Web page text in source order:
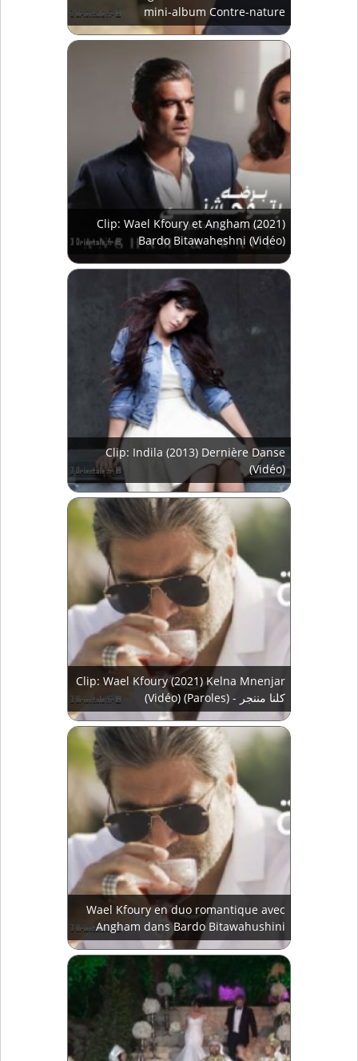
mini-album Contre-nature
Clip: Wael Kfoury et Angham (2021)
Bardo Bitawaheshni (Vidéo)
Clip: Indila (2013) Dernière Danse
(Vidéo)
Clip: Wael Kfoury (2021) Kelna Mnenjar
(Vidéo) (Paroles) - كلنا مننجر
Wael Kfoury en duo romantique avec
Angham dans Bardo Bitawahushini